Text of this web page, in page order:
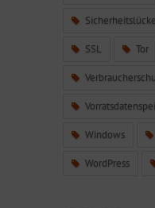
SSL Tor
Windows
WordPress